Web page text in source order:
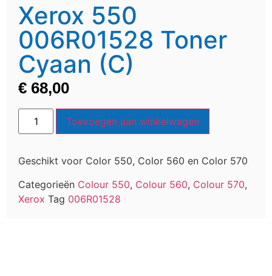
Xerox 550
006R01528 Toner
Cyaan (C)
€ 68,00
Toevoegen aan winkelwagen
Geschikt voor Color 550, Color 560 en Color 570
Categorieën Colour 550, Colour 560, Colour 570,
Xerox Tag 006R01528